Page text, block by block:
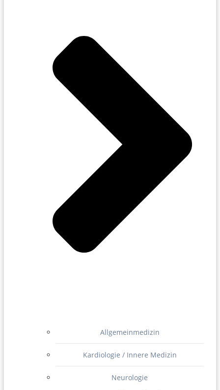
Allgemeinmedizin
Kardiologie / Innere Medizin
Neurologie